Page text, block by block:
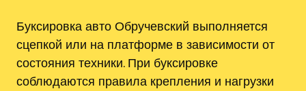
Буксировка авто Обручевский выполняется
сцепкой или на платформе в зависимости от
состояния техники. При буксировке
соблюдаются правила крепления и нагрузки